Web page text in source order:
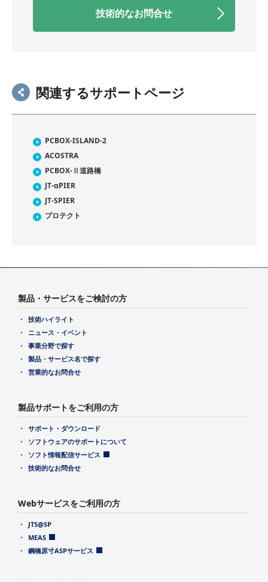
技術的なお問合せ
関連するサポートページ
PCBOX-ISLAND-2
ACOSTRA
PCBOX-Ⅱ道路橋
JT-αPIER
JT-SPIER
プロテクト
製品・サービスをご検討の方
技術ハイライト
ニュース・イベント
事業分野で探す
製品・サービス名で探す
営業的なお問合せ
製品サポートをご利用の方
サポート・ダウンロード
ソフトウェアのサポートについて
ソフト情報配信サービス
技術的なお問合せ
Webサービスをご利用の方
JTS@SP
MEAS
鋼橋原寸ASPサービス